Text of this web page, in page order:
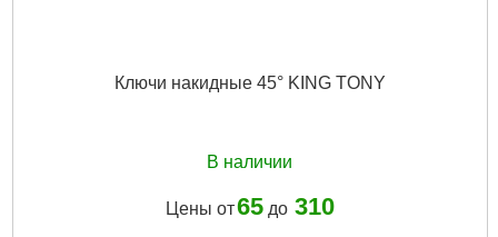
Ключи накидные 45° KING TONY
В наличии
Цены от65до 310